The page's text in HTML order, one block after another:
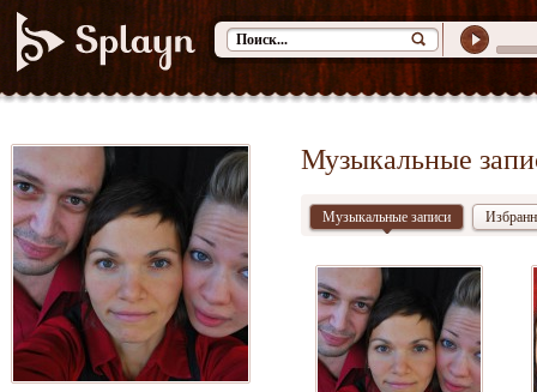
Музыкальные
Музыкальные записи